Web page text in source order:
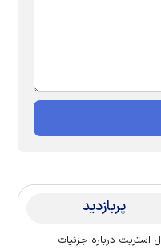
پربازدید
استریت درباره جزئیات